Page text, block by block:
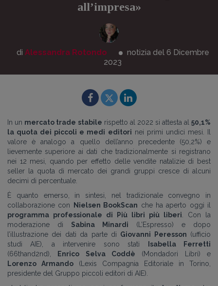
all’impresa»
di Alessandra Rotondo notizia del 6 Dicembre
2023
In un mercato trade stabile rispetto al 2022 si attesta al 50,1%
la quota dei piccoli e medi editori nei primi undici mesi. Il
valore è analogo a quello dell’anno precedente (50,2%) e
lievemente superiore ai dati che tradizionalmente si registrano
nei 12 mesi, quando per effetto delle vendite natalizie di best
seller la quota di mercato dei grandi gruppi cresce di alcuni
decimi di percentuale.
È quanto emerso, in sintesi, nel tradizionale convegno in
collaborazione con
Nielsen BookScan che ha aperto oggi il
programma professionale di Più libri più liberi . Con la
moderazione di Sabina Minardi (L’Espresso) e dopo
l’illustrazione dei dati da parte di Giovanni Peresson (ufficio
studi AIE), a intervenire sono stati
Isabella Ferretti
(66thand2nd),
Enrico Selva Coddè (Mondadori Libri) e
Lorenzo Armando (Lexis Compagnia Editoriale in Torino,
presidente del Gruppo piccoli editori di AIE).